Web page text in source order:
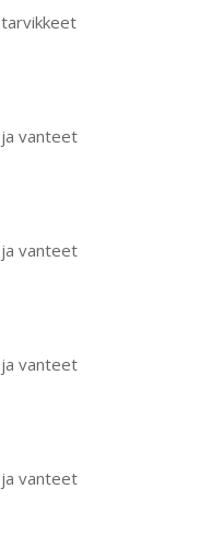
vanteet
vanteet
vanteet
vanteet